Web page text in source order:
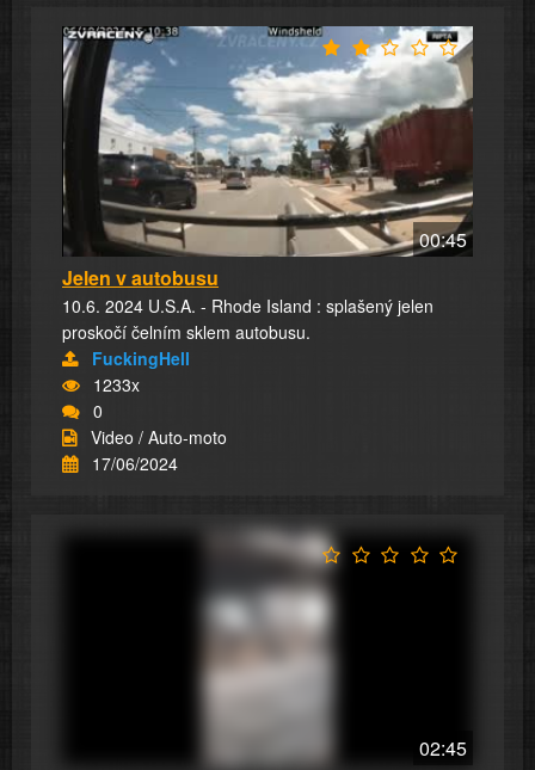
00:45
Jelen v autobusu
10.6. 2024 U.S.A. - Rhode Island : splašený jelen
proskočí čelním sklem autobusu.
FuckingHell
1233x
0
Video / Auto-moto
17/06/2024
02:45